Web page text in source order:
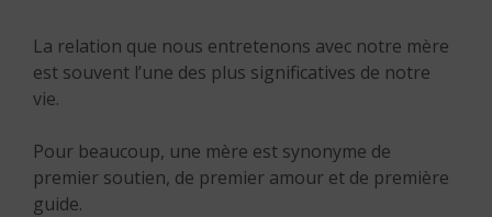
La relation que nous entretenons avec notre mère
est souvent l’une des plus significatives de notre
vie.
Pour beaucoup, une mère est synonyme de
premier soutien, de premier amour et de première
guide.